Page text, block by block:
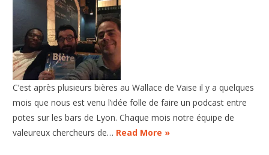
C’est après plusieurs bières au Wallace de Vaise il y a quelques
mois que nous est venu l’idée folle de faire un podcast entre
potes sur les bars de Lyon. Chaque mois notre équipe de
valeureux chercheurs de… Read More »